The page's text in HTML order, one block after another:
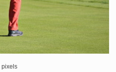
pixels